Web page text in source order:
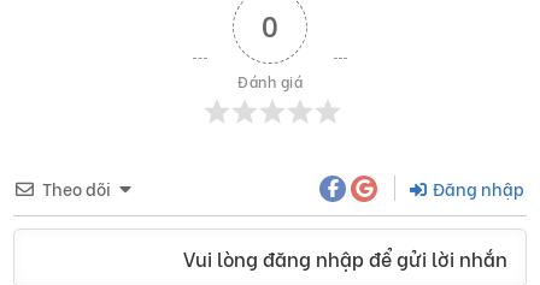
0
Đánh giá
Theo dõi Đăng nhập
Vui lòng đăng nhập để gửi lời nhắn